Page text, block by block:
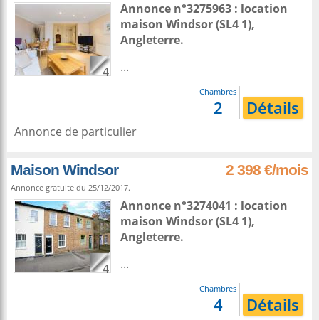
4
Annonce n°3275963 : location
maison Windsor(SL4 1),
Angleterre.
...
Chambres
2 Détails
Annonce de particulier
Maison Windsor 2 398 €/mois
Annonce gratuite du 25/12/2017.
4
Annonce n°3274041 : location
maison Windsor(SL4 1),
Angleterre.
...
Chambres
4 Détails